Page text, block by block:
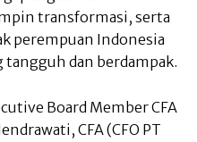
transformasi, serta
perempuan Indonesia
dan berdampak.
Board Member CFA
CFA (CFO PT